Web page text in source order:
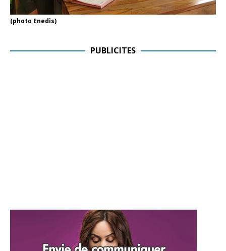
(photo Enedis)
PUBLICITES